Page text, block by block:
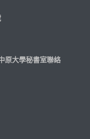
原大學秘書室聯絡